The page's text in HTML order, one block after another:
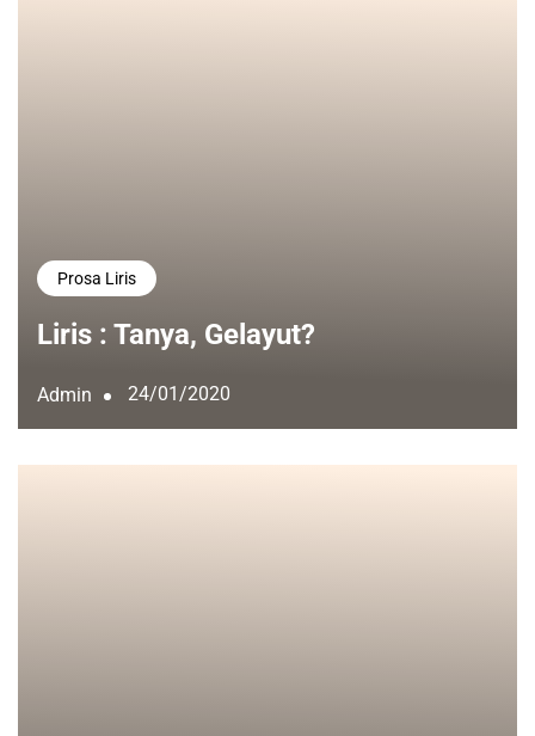
Prosa Liris
Liris : Tanya, Gelayut?
Admin 24/01/2020